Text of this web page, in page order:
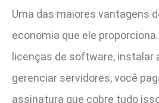
Uma das maiores vantagens
economia que ele
licenças de software, instalar
gerenciar servidores, você
assinatura que cobre tudo